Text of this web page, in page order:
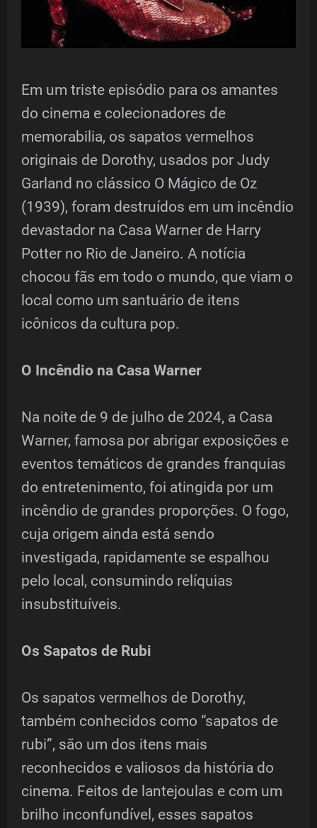
Em um triste episódio para os amantes
do cinema e colecionadores de
memorabilia, os sapatos vermelhos
originais de Dorothy, usados por Judy
Garland no clássico O Mágico de Oz
(1939), foram destruídos em um incêndio
devastador na Casa Warner de Harry
Potter no Rio de Janeiro. A notícia
chocou fãs em todo o mundo, que viam o
local como um santuário de itens
icônicos da cultura pop.
O Incêndio na Casa Warner
Na noite de 9 de julho de 2024, a Casa
Warner, famosa por abrigar exposições e
eventos temáticos de grandes franquias
do entretenimento, foi atingida por um
incêndio de grandes proporções. O fogo,
cuja origem ainda está sendo
investigada, rapidamente se espalhou
pelo local, consumindo relíquias
insubstituíveis.
Os Sapatos de Rubi
Os sapatos vermelhos de Dorothy,
também conhecidos como “sapatos de
rubi”, são um dos itens mais
reconhecidos e valiosos da história do
cinema. Feitos de lantejoulas e com um
brilho inconfundível, esses sapatos